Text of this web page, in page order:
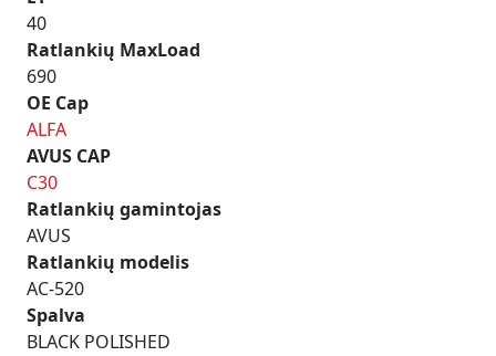
40
Ratlankių MaxLoad
690
OE Cap
ALFA
AVUS CAP
C30
Ratlankių gamintojas
AVUS
Ratlankių modelis
AC-520
Spalva
BLACK POLISHED